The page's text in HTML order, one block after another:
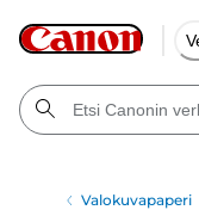
Valokuvapaperi